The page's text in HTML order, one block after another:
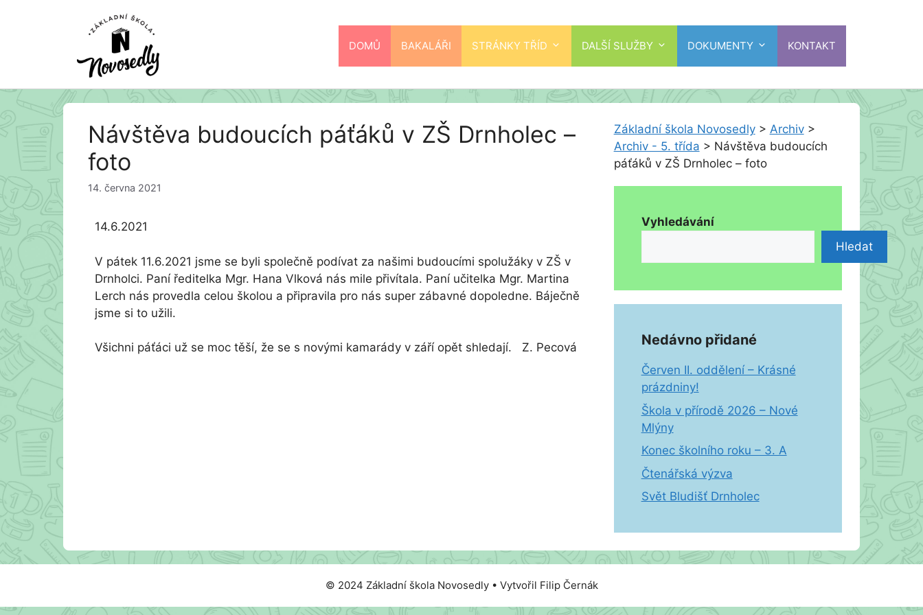
DOMŮ BAKALÁŘI STRÁNKY TŘÍD DALŠÍ SLUŽBY DOKUMENTY KONTAKT
Návštěva budoucích páťáků v ZŠ Drnholec –
foto
14. června 2021
14.6.2021
V pátek 11.6.2021 jsme se byli společně podívat za našimi budoucími spolužáky v ZŠ v
Drnholci. Paní ředitelka Mgr. Hana Vlková nás mile přivítala. Paní učitelka Mgr. Martina
Lerch nás provedla celou školou a připravila pro nás super zábavné dopoledne. Báječně
jsme si to užili.
Všichni páťáci už se moc těší, že se s novými kamarády v září opět shledají. Z. Pecová
Základní škola Novosedly> Archiv>
Archiv - 5. třída > Návštěva budoucích
páťáků v ZŠ Drnholec – foto
Vyhledávání
Hledat
Nedávno přidané
Červen II. oddělení – Krásné
prázdniny!
Škola v přírodě 2026 – Nové
Mlýny
Konec školního roku – 3. A
Čtenářská výzva
Svět Bludišť Drnholec
© 2024 Základní škola Novosedly • Vytvořil Filip Černák